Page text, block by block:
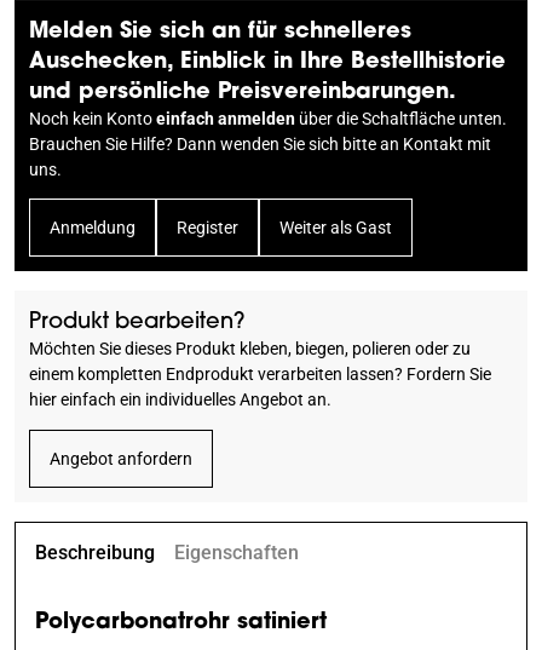
Melden Sie sich an für schnelleres
Auschecken, Einblick in Ihre Bestellhistorie
und persönliche Preisvereinbarungen.
Noch kein Kontoeinfach anmelden über die Schaltfläche unten.
Brauchen Sie Hilfe? Dann wenden Sie sich bitte an Kontakt mit
uns.
Anmeldung Register Weiter als Gast
Produkt bearbeiten?
Möchten Sie dieses Produkt kleben, biegen, polieren oder zu
einem kompletten Endprodukt verarbeiten lassen? Fordern Sie
hier einfach ein individuelles Angebot an.
Angebot anfordern
Beschreibung Eigenschaften
Polycarbonatrohr satiniert